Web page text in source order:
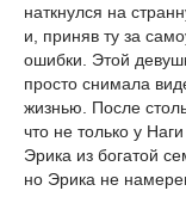
наткнулся на
и, приняв ту за
ошибки. Этой
просто снимала
жизнью. После
что не только у
Эрика из богатой
но Эрика не